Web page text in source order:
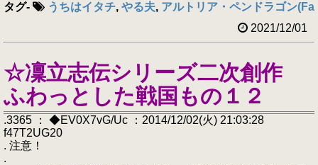
タグ- うちはイタチ, やる夫, アルトリア・ペンドラゴン
2021/12/01
☆凜立志伝シリーズ二次創作
ふわっとした戦国もの１２
.3365 ： ◆EV0X7vG/Uc ：2014/12/02(火) 21:03:28
f47T2UG20
. 注意！
.